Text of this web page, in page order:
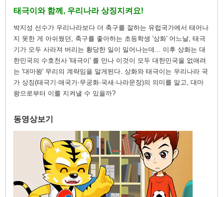
태극이와 함께, 우리나라 상징지켜요!
박지성 선수가 우리나라보다 더 축구를 잘하는 유럽국가에서 태어나
지 못한 게 아쉬웠던, 축구를 좋아하는 초등학생 '상화' 어느날, 태극
기가 모두 사라져 버리는 황당한 일이 일어나는데... 이후 상화는 대
한민국의 수호천사 '태극이' 를 만나 이것이 모두 대한민국을 없애려
는 '대마왕' 무리의 계략임을 알게된다. 상화와 태극이는 우리나라 국
가 상징(태극기·애국가·무궁화·국새·나라문장)의 의미를 알고, 대마
왕으로부터 이를 지켜낼 수 있을까?
동영상보기